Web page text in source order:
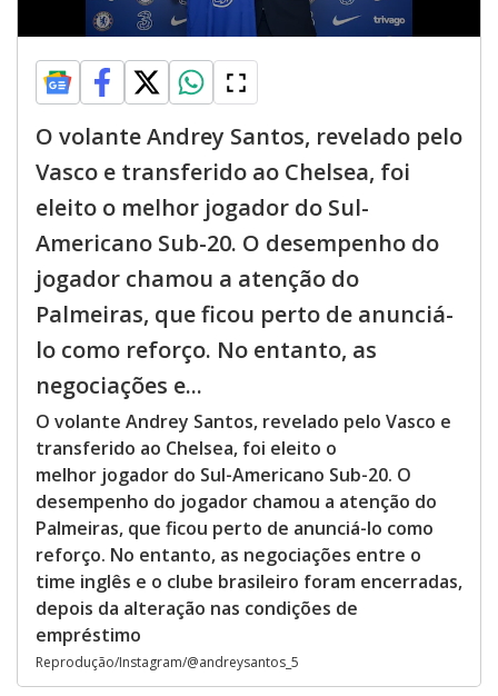
O volante Andrey Santos, revelado pelo
Vasco e transferido ao Chelsea, foi
eleito o melhor jogador do Sul-
Americano Sub-20. O desempenho do
jogador chamou a atenção do
Palmeiras, que ficou perto de anunciá-
lo como reforço. No entanto, as
negociações e...
O volante Andrey Santos, revelado pelo Vasco e
transferido ao Chelsea, foi eleito o
melhor jogador do Sul-Americano Sub-20. O
desempenho do jogador chamou a atenção do
Palmeiras, que ficou perto de anunciá-lo como
reforço. No entanto, as negociações entre o
time inglês e o clube brasileiro foram encerradas,
depois da alteração nas condições de
empréstimo
Reprodução/Instagram/@andreysantos_5